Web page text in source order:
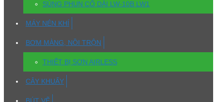
SÚNG PHUN CỔ DÀI LW-10B LW1
MÁY NÉN KHÍ
BƠM MÀNG, NỒI TRỘN
THIẾT BỊ SƠN AIRLESS
CÂY KHUẤY